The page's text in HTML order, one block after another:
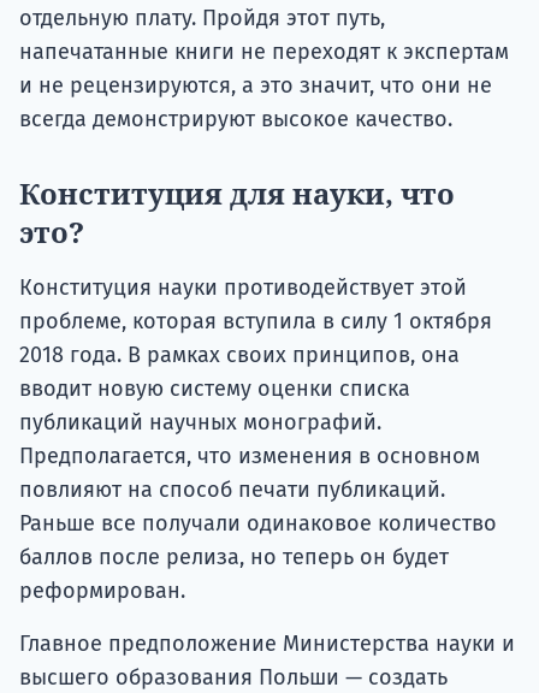
отдельную плату. Пройдя этот путь,
напечатанные книги не переходят к экспертам
и не рецензируются, а это значит, что они не
всегда демонстрируют высокое качество.
Конституция для науки, что
это?
Конституция науки противодействует этой
проблеме, которая вступила в силу 1 октября
2018 года. В рамках своих принципов, она
вводит новую систему оценки списка
публикаций научных монографий.
Предполагается, что изменения в основном
повлияют на способ печати публикаций.
Раньше все получали одинаковое количество
баллов после релиза, но теперь он будет
реформирован.
Главное предположение Министерства науки и
высшего образования Польши — создать